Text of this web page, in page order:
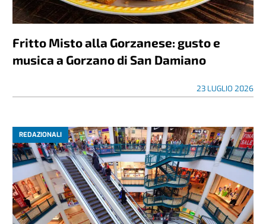
Fritto Misto alla Gorzanese: gusto e
musica a Gorzano di San Damiano
23 LUGLIO 2026
REDAZIONALI